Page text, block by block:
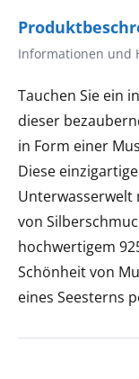
Informationen und
Tauchen Sie ein
dieser
in Form einer
Diese
Unterwasserwelt
von
hochwertigem
Schönheit von
eines Seesterns